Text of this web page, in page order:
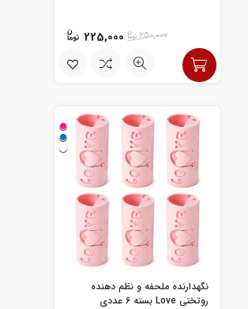
250,000
225,000
نگهدارنده ملحفه و نظم دهنده
روتختی Love بسته 6 عددی